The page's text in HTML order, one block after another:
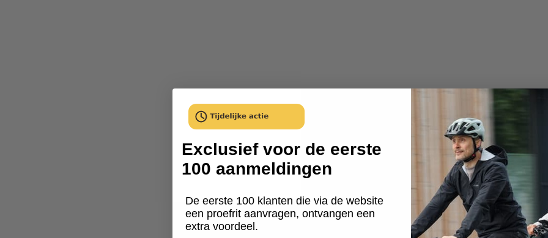
Exclusief voor de eerste
100 aanmeldingen
De eerste 100 klanten die via de website
een proefrit aanvragen, ontvangen een
extra voordeel.